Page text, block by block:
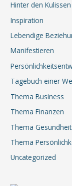
Hinter den Kulissen
Inspiration
Lebendige
Manifestieren
Tagebuch einer
Thema Business
Thema Finanzen
Thema Gesundheit
Thema
Uncategorized